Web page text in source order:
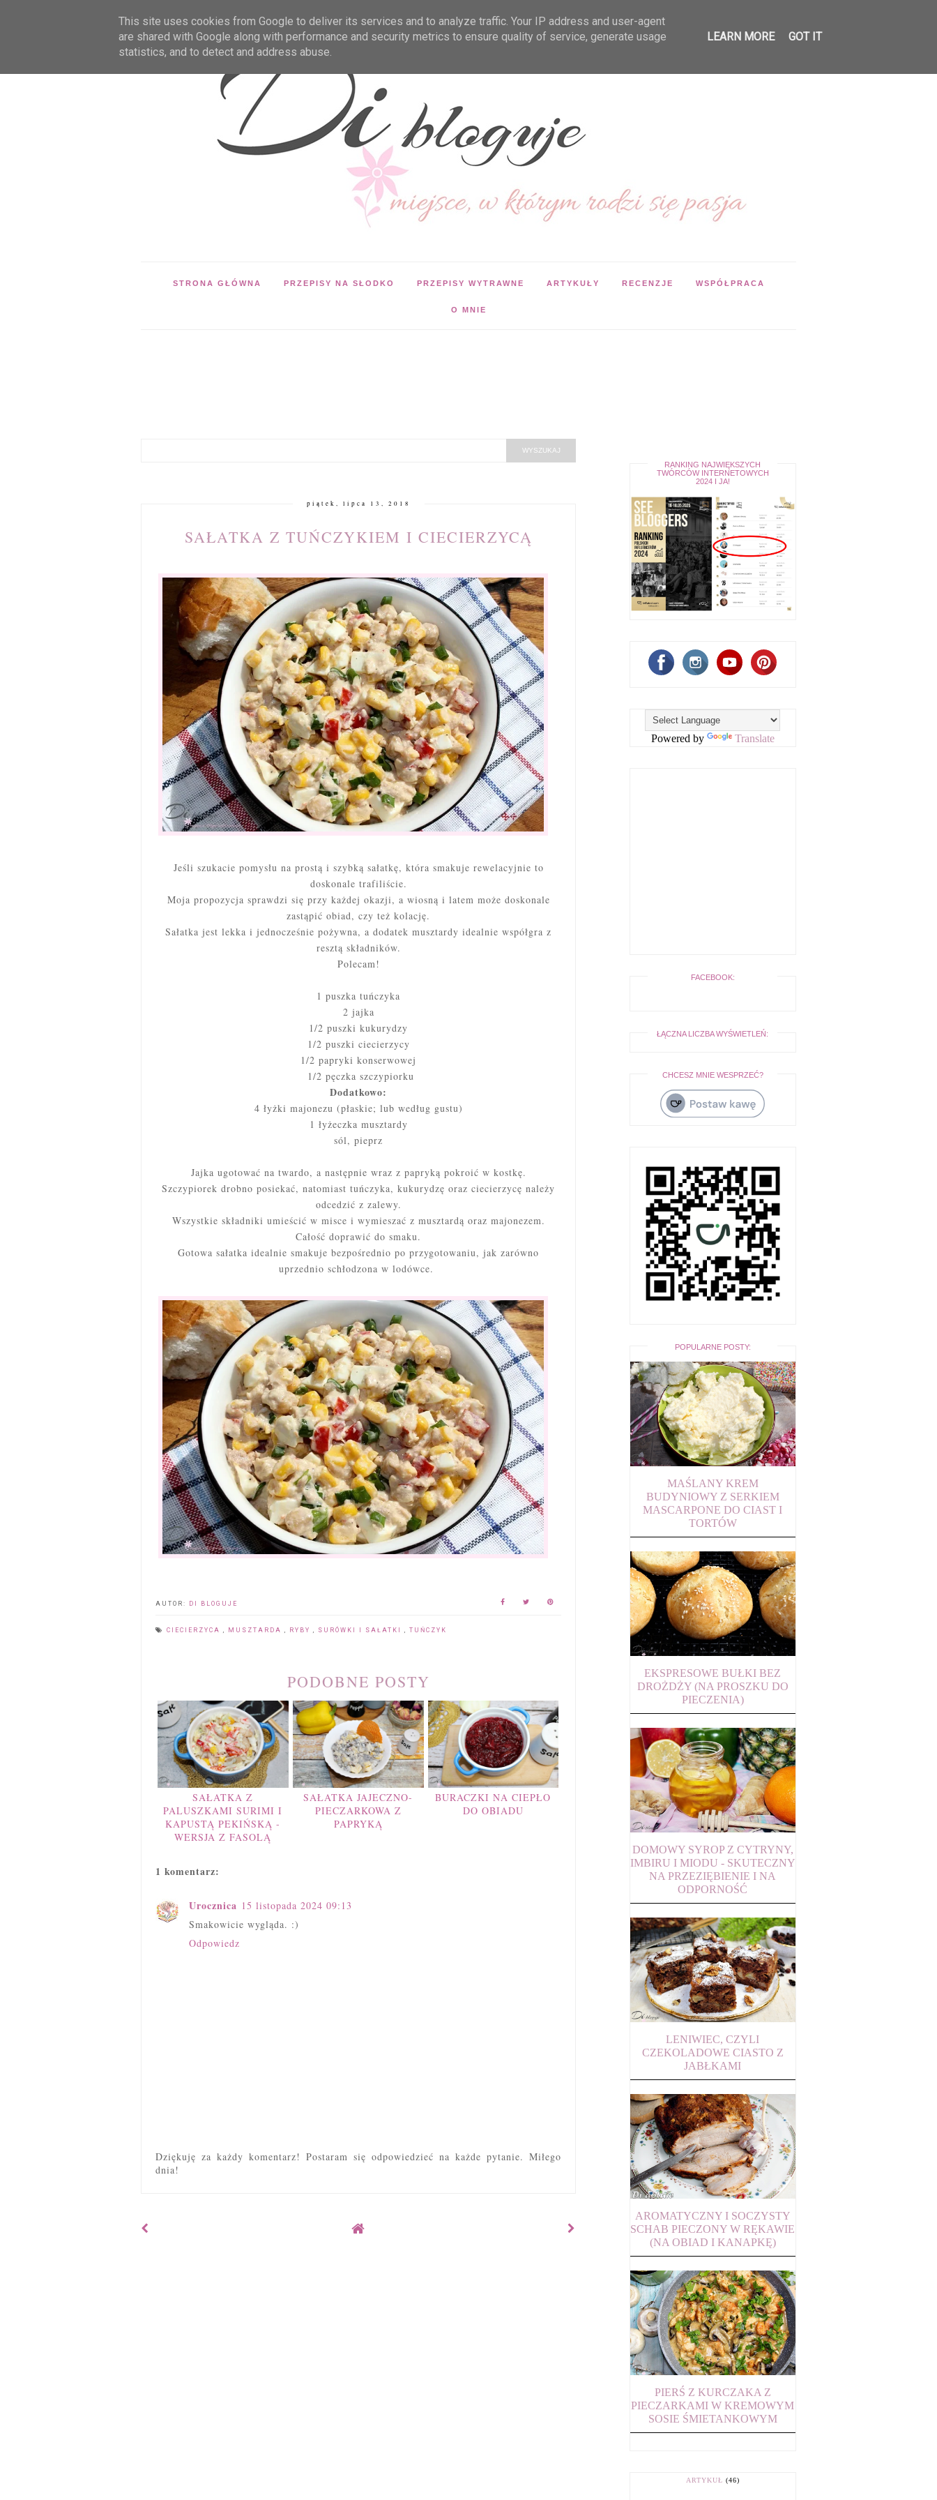
STRONA GŁÓWNA PRZEPISY NA SŁODKO PRZEPISY WYTRAWNE ARTYKUŁY RECENZJE WSPÓŁPRACA
O MNIE
piątek, lipca 13, 2018
SAŁATKA Z TUŃCZYKIEM I CIECIERZYCĄ
Jeśli szukacie pomysłu na prostą i szybką sałatkę, która smakuje rewelacyjnie to
doskonale trafiliście.
Moja propozycja sprawdzi się przy każdej okazji, a wiosną i latem może doskonale
zastąpić obiad, czy też kolację.
Sałatka jest lekka i jednocześnie pożywna, a dodatek musztardy idealnie współgra z
resztą składników.
Polecam!
1 puszka tuńczyka
2 jajka
1/2 puszki kukurydzy
1/2 puszki ciecierzycy
1/2 papryki konserwowej
1/2 pęczka szczypiorku
Dodatkowo:
4 łyżki majonezu (płaskie; lub według gustu)
1 łyżeczka musztardy
sól, pieprz
Jajka ugotować na twardo, a następnie wraz z papryką pokroić w kostkę.
Szczypiorek drobno posiekać, natomiast tuńczyka, kukurydzę oraz ciecierzycę należy
odcedzić z zalewy.
Wszystkie składniki umieścić w misce i wymieszać z musztardą oraz majonezem.
Całość doprawić do smaku.
Gotowa sałatka idealnie smakuje bezpośrednio po przygotowaniu, jak zarówno
uprzednio schłodzona w lodówce.
AUTOR: DI BLOGUJE
CIECIERZYCA , MUSZTARDA , RYBY , SURÓWKI I SAŁATKI , TUŃCZYK
PODOBNE POSTY
SAŁATKA Z
PALUSZKAMI SURIMI I
KAPUSTĄ PEKIŃSKĄ -
WERSJA Z FASOLĄ
SAŁATKA JAJECZNO-
PIECZARKOWA Z
PAPRYKĄ
BURACZKI NA CIEPŁO
DO OBIADU
1 komentarz:
Urocznica 15 listopada 2024 09:13
Smakowicie wygląda. :)
Odpowiedz
Dziękuję za każdy komentarz! Postaram się odpowiedzieć na każde pytanie. Miłego
dnia!
RANKING NAJWIĘKSZYCH
TWÓRCÓW INTERNETOWYCH
2024 I JA!
Powered by Translate
FACEBOOK:
ŁĄCZNA LICZBA WYŚWIETLEŃ:
CHCESZ MNIE WESPRZEĆ?
POPULARNE POSTY:
MAŚLANY KREM
BUDYNIOWY Z SERKIEM
MASCARPONE DO CIAST I
TORTÓW
EKSPRESOWE BUŁKI BEZ
DROŻDŻY (NA PROSZKU DO
PIECZENIA)
DOMOWY SYROP Z CYTRYNY,
IMBIRU I MIODU - SKUTECZNY
NA PRZEZIĘBIENIE I NA
ODPORNOŚĆ
LENIWIEC, CZYLI
CZEKOLADOWE CIASTO Z
JABŁKAMI
AROMATYCZNY I SOCZYSTY
SCHAB PIECZONY W RĘKAWIE
(NA OBIAD I KANAPKĘ)
PIERŚ Z KURCZAKA Z
PIECZARKAMI W KREMOWYM
SOSIE ŚMIETANKOWYM
ARTYKUŁ (46)
This site uses cookies from Google to deliver its services and to analyze traffic. Your IP address and user-agent
are shared with Google along with performance and security metrics to ensure quality of service, generate usage
statistics, and to detect and address abuse.
LEARN MORE GOT IT